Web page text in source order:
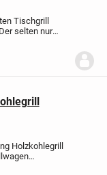
Tischgrill
selten nur
nur geringe
Holzkohlegrill